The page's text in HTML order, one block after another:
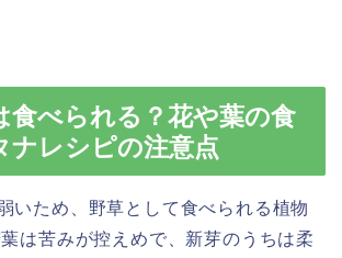
食べられる？花や葉の食
ナレシピの注意点
いため、野草として食べられる植物
は苦みが控えめで、新芽のうちは柔